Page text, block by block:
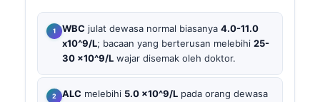
WBC julat dewasa normal biasanya 4.0-11.0
x10^9/L; bacaan yang berterusan melebihi 25-
30 x10^9/L wajar disemak oleh doktor.
ALC melebihi 5.0 x10^9/L pada orang dewasa